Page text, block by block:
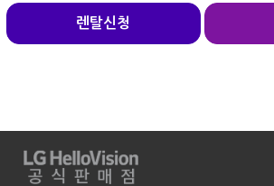
렌탈신청